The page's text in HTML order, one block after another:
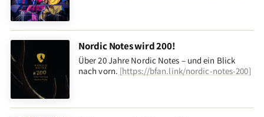
Nordic Notes wird 200!
Über 20 Jahre Nordic Notes – und ein Blick
nach vorn. [https://bfan.link/nordic-notes-200]